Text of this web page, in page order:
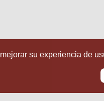
su experiencia de